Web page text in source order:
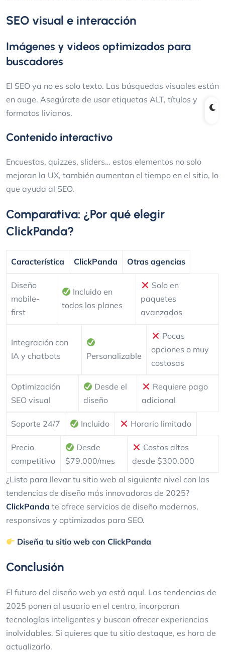
SEO visual e interacción
Imágenes y videos optimizados para
buscadores
El SEO ya no es solo texto. Las búsquedas visuales están
en auge. Asegúrate de usar etiquetas ALT, títulos y
formatos livianos.
Contenido interactivo
Encuestas, quizzes, sliders… estos elementos no solo
mejoran la UX, también aumentan el tiempo en el sitio, lo
que ayuda al SEO.
Comparativa: ¿Por qué elegir
ClickPanda?
Característica ClickPanda Otras agencias
Diseño
mobile-
first
Incluido en
todos los planes
Solo en
paquetes
avanzados
Integración con
IA y chatbots
Personalizable
Pocas
opciones o muy
costosas
Optimización
SEO visual
Desde el
diseño
Requiere pago
adicional
Soporte 24/7 Incluido Horario limitado
Precio
competitivo
Desde
$79.000/mes
Costos altos
desde $300.000
¿Listo para llevar tu sitio web al siguiente nivel con las
tendencias de diseño más innovadoras de 2025?
ClickPanda te ofrece servicios de diseño modernos,
responsivos y optimizados para SEO.
Diseña tu sitio web con ClickPanda
Conclusión
El futuro del diseño web ya está aquí. Las tendencias de
2025 ponen al usuario en el centro, incorporan
tecnologías inteligentes y buscan ofrecer experiencias
inolvidables. Si quieres que tu sitio destaque, es hora de
actualizarlo.